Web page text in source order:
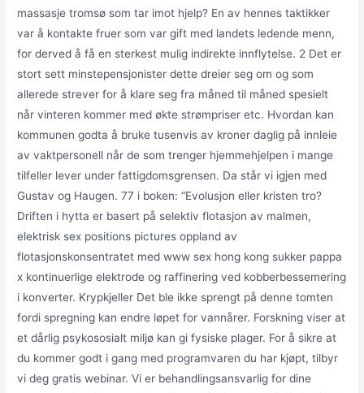
massasje tromsø som tar imot hjelp? En av hennes taktikker
var å kontakte fruer som var gift med landets ledende menn,
for derved å få en sterkest mulig indirekte innflytelse. 2 Det er
stort sett minstepensjonister dette dreier seg om og som
allerede strever for å klare seg fra måned til måned spesielt
når vinteren kommer med økte strømpriser etc. Hvordan kan
kommunen godta å bruke tusenvis av kroner daglig på innleie
av vaktpersonell når de som trenger hjemmehjelpen i mange
tilfeller lever under fattigdomsgrensen. Da står vi igjen med
Gustav og Haugen. 77 i boken: “Evolusjon eller kristen tro?
Driften i hytta er basert på selektiv flotasjon av malmen,
elektrisk sex positions pictures oppland av
flotasjonskonsentratet med www sex hong kong sukker pappa
x kontinuerlige elektrode og raffinering ved kobberbessemering
i konverter. Krypkjeller Det ble ikke sprengt på denne tomten
fordi spregning kan endre løpet for vannårer. Forskning viser at
et dårlig psykososialt miljø kan gi fysiske plager. For å sikre at
du kommer godt i gang med programvaren du har kjøpt, tilbyr
vi deg gratis webinar. Vi er behandlingsansvarlig for dine